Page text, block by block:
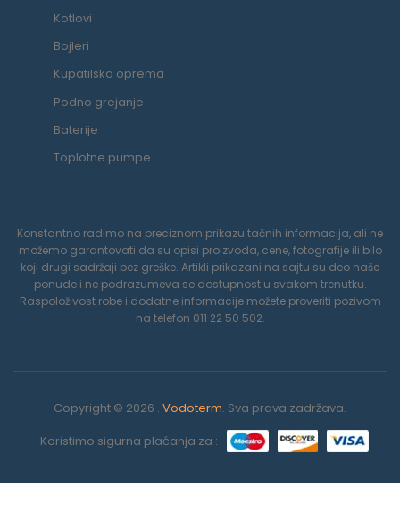
Kotlovi
Bojleri
Kupatilska oprema
Podno grejanje
Baterije
Toplotne pumpe
Konstantno radimo na preciznom prikazu tačnih informacija, ali ne
možemo garantovati da su opisi proizvoda, cene, fotografije ili bilo
koji drugi sadržaji bez greške. Artikli prikazani na sajtu su deo naše
ponude i ne podrazumeva se dostupnost u svakom trenutku.
Raspoloživost robe i dodatne informacije možete proveriti pozivom
na telefon 011 22 50 502.
Copyright © 2026 . Vodoterm. Sva prava zadržava.
Koristimo sigurna plaćanja za :